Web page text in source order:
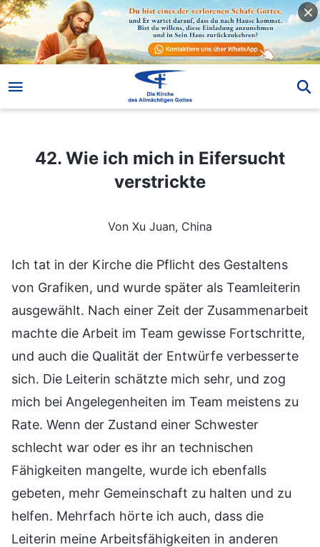
42. Wie ich mich in Eifersucht verstrickte
42. Wie ich mich in Eifersucht
verstrickte
Von Xu Juan, China
Ich tat in der Kirche die Pflicht des Gestaltens
von Grafiken, und wurde später als Teamleiterin
ausgewählt. Nach einer Zeit der Zusammenarbeit
machte die Arbeit im Team gewisse Fortschritte,
und auch die Qualität der Entwürfe verbesserte
sich. Die Leiterin schätzte mich sehr, und zog
mich bei Angelegenheiten im Team meistens zu
Rate. Wenn der Zustand einer Schwester
schlecht war oder es ihr an technischen
Fähigkeiten mangelte, wurde ich ebenfalls
gebeten, mehr Gemeinschaft zu halten und zu
helfen. Mehrfach hörte ich auch, dass die
Leiterin meine Arbeitsfähigkeiten in anderen